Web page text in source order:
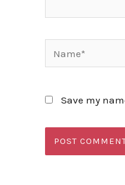
Save my